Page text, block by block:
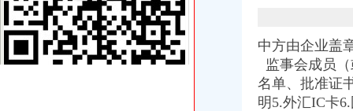
《营业执照黑名单查询》
注册个公司要多少钱？注册公司流程步骤_更富学院_资讯_更富网
重庆代办营业执照-重庆航桥财务咨询有限公司
成立公司必知：公司成立的详细流程_找法网（Findlaw.cn）
中方由企业盖
监事会成员
名单、批准证
明5.外汇IC卡